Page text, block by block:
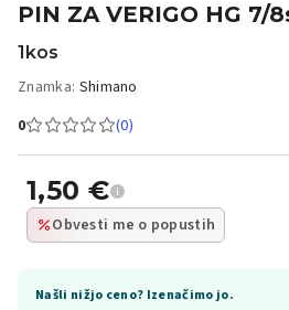
PIN ZA VERIGO HG 7/
1kos
Znamka: Shimano
0
(0)
1,50 €
Obvesti me o popustih
Našli nižjo ceno? Izenačimo jo.